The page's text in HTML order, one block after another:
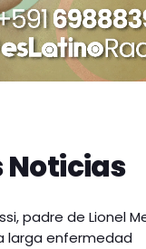
Noticias
padre de Lionel
larga enfermedad